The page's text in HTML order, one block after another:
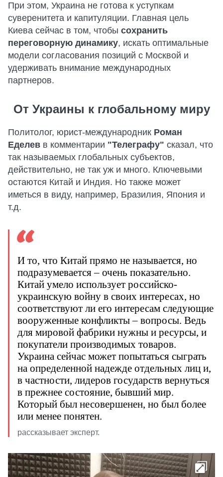
При этом, Украина не готова к уступкам
суверенитета и капитуляции. Главная цель
Киева сейчас в том, чтобы сохранить
переговорную динамику, искать оптимальные
модели согласования позиций с Москвой и
удерживать внимание международных
партнеров.
От Украины к глобальному миру
Политолог, юрист-международник Роман
Еделев в комментарии "Телеграфу" сказал, что
так называемых глобальных субъектов,
действительно, не так уж и много. Ключевыми
остаются Китай и Индия. Но также может
иметься в виду, например, Бразилия, Япония и
т.д.
И то, что Китай прямо не называется, но
подразумевается – очень показательно.
Китай умело использует российско-
украинскую войну в своих интересах, но
соответствуют ли его интересам следующие
вооруженные конфликты – вопросы. Ведь
для мировой фабрики нужны и ресурсы, и
покупатели производимых товаров.
Украина сейчас может попытаться сыграть
на определенной надежде отдельных лиц и,
в частности, лидеров государств вернуться
в прежнее состояние, бывший мир.
Который был несовершенен, но был более
или менее понятен.
рассказывает эксперт.